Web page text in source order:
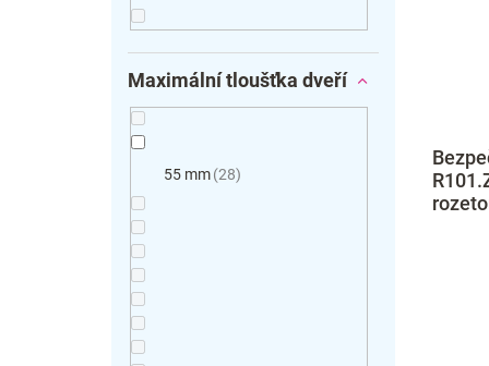
Maximální tloušťka dveří
55 mm 28